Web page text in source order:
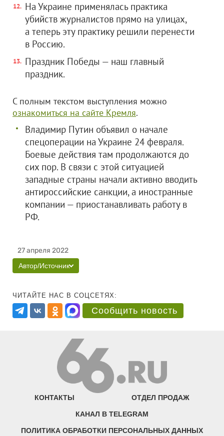
На Украине применялась практика
убийств журналистов прямо на улицах,
а теперь эту практику решили перенести
в Россию.
Праздник Победы — наш главный
праздник.
С полным текстом выступления можно
ознакомиться на сайте Кремля.
Владимир Путин объявил о начале
спецоперации на Украине 24 февраля.
Боевые действия там продолжаются до
сих пор. В связи с этой ситуацией
западные страны начали активно вводить
антироссийские санкции, а иностранные
компании — приостанавливать работу в
РФ.
27 апреля 2022
Автор/Источник
ЧИТАЙТЕ НАС В СОЦСЕТЯХ:
Сообщить новость
КОНТАКТЫ ОТДЕЛ ПРОДАЖ
КАНАЛ В TELEGRAM
ПОЛИТИКА ОБРАБОТКИ ПЕРСОНАЛЬНЫХ ДАННЫХ